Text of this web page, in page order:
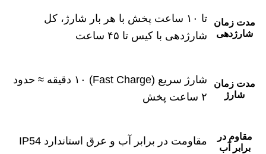
مدت زمان
شارژدهی
تا ۱۰ ساعت پخش با هر بار شارژ، کل
شارژدهی با کیس تا ۴۵ ساعت
مدت زمان
شارژ
شارژ سریع (Fast Charge) ۱۰ دقیقه ≈ حدود
۲ ساعت پخش
مقاوم در
برابر آب
مقاومت در برابر آب و عرق استاندارد IP54